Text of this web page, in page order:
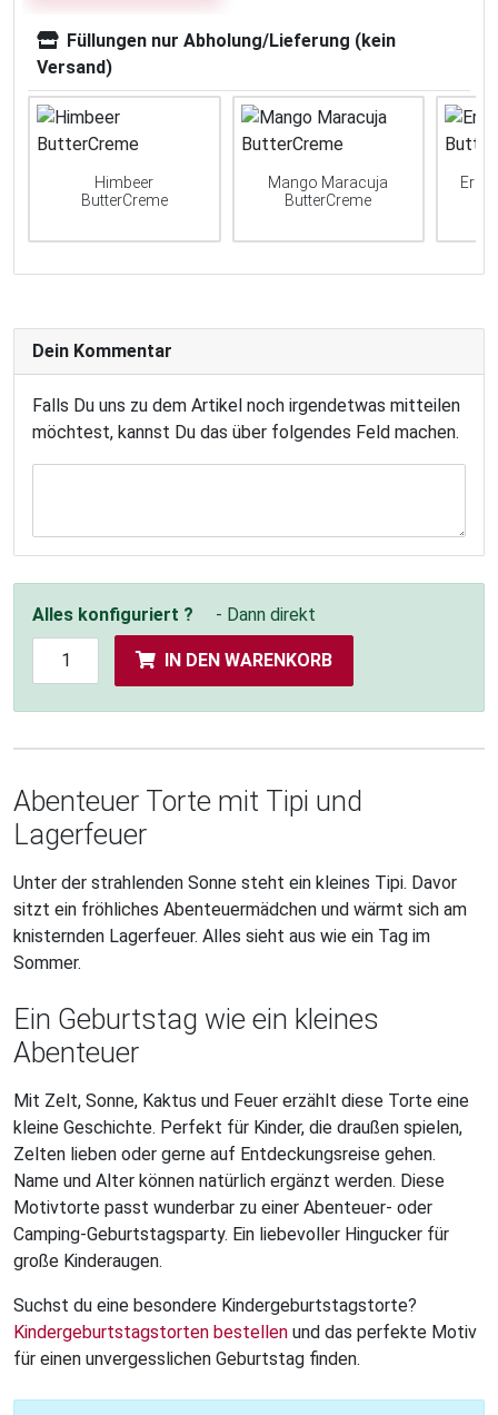
Füllungen nur Abholung/Lieferung (kein
Versand)
Himbeer
ButterCreme
Mango Maracuja
ButterCreme
Dein Kommentar
Falls Du uns zu dem Artikel noch irgendetwas mitteilen
möchtest, kannst Du das über folgendes Feld machen.
Alles konfiguriert ? - Dann direkt
IN DEN WARENKORB
Abenteuer Torte mit Tipi und
Lagerfeuer
Unter der strahlenden Sonne steht ein kleines Tipi. Davor
sitzt ein fröhliches Abenteuermädchen und wärmt sich am
knisternden Lagerfeuer. Alles sieht aus wie ein Tag im
Sommer.
Ein Geburtstag wie ein kleines
Abenteuer
Mit Zelt, Sonne, Kaktus und Feuer erzählt diese Torte eine
kleine Geschichte. Perfekt für Kinder, die draußen spielen,
Zelten lieben oder gerne auf Entdeckungsreise gehen.
Name und Alter können natürlich ergänzt werden. Diese
Motivtorte passt wunderbar zu einer Abenteuer- oder
Camping-Geburtstagsparty. Ein liebevoller Hingucker für
große Kinderaugen.
Suchst du eine besondere Kindergeburtstagstorte?
Kindergeburtstagstorten bestellen und das perfekte Motiv
für einen unvergesslichen Geburtstag finden.